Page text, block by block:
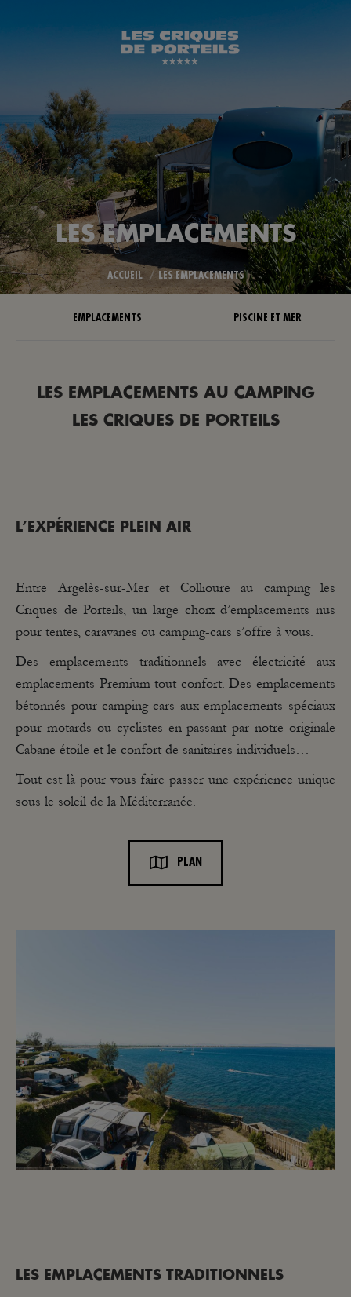
LES EMPLACEMENTS
Vous êtes ici :
ACCUEIL LES EMPLACEMENTS
EMPLACEMENTS PISCINE ET MER
LES EMPLACEMENTS AU CAMPING
LES CRIQUES DE PORTEILS
L’EXPÉRIENCE PLEIN AIR
Entre Argelès-sur-Mer et Collioure au camping les
Criques de Porteils, un large choix d’emplacements nus
pour tentes, caravanes ou camping-cars s’offre à vous.
Des emplacements traditionnels avec électricité aux
emplacements Premium tout confort. Des emplacements
bétonnés pour camping-cars aux emplacements spéciaux
pour motards ou cyclistes en passant par notre originale
Cabane étoile et le confort de sanitaires individuels…
Tout est là pour vous faire passer une expérience unique
sous le soleil de la Méditerranée.
PLAN
LES EMPLACEMENTS TRADITIONNELS